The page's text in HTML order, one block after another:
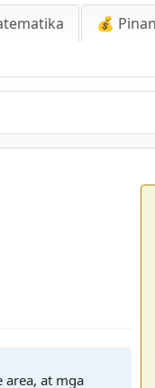
💰
area, at mga